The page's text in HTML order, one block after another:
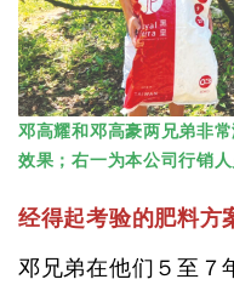
邓高耀和邓高豪两兄弟非
效果；右一为本公司行销
经得起考验的肥料方
邓兄弟在他们５至７